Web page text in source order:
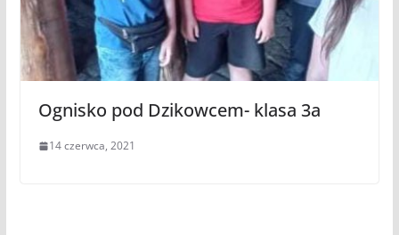
Ognisko pod Dzikowcem- klasa 3a
14 czerwca, 2021